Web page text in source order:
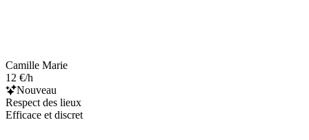
Camille Marie
12 €/h
Nouveau
Respect des lieux
Efficace et discret